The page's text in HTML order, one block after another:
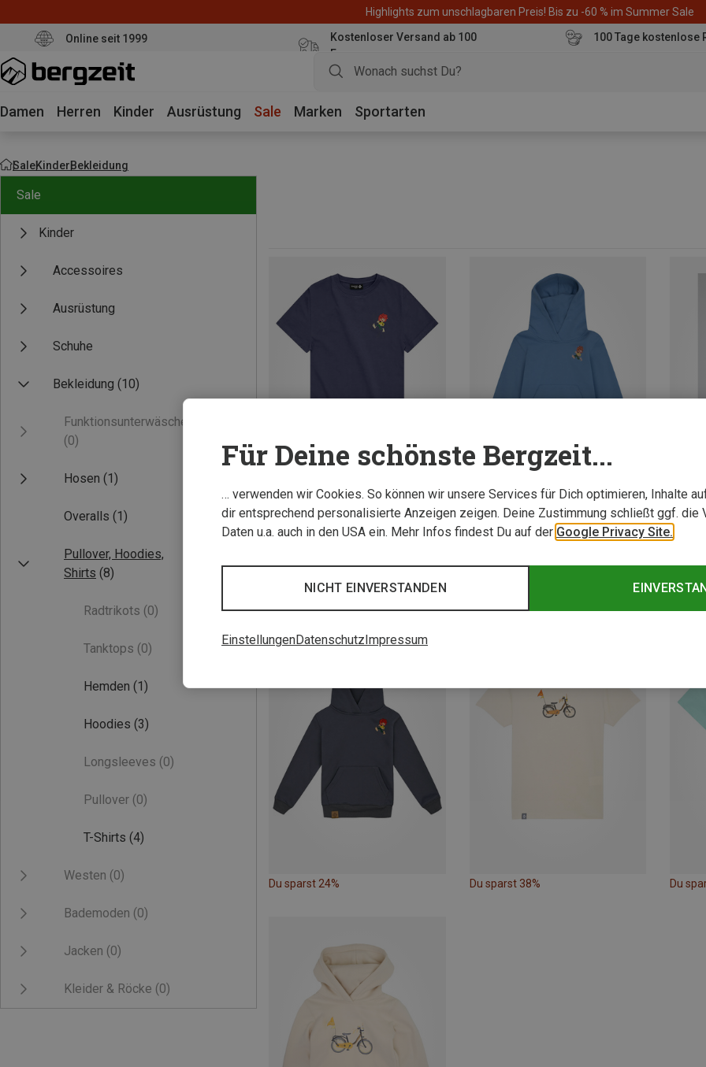
Highlights zum unschlagbaren Preis! Bis zu -60 % im Summer Sale
Online seit 1999
Kostenloser Versand ab 100
Euro
100 Tage kostenlose
Damen Herren Kinder Ausrüstung Sale Marken Sportarten
SaleKinderBekleidung
Sale
Kinder
Accessoires
Ausrüstung
Schuhe
Bekleidung (10)
Funktionsunterwäsche
(0)
Hosen (1)
Overalls (1)
Pullover, Hoodies,
Shirts (8)
Radtrikots (0)
Tanktops (0)
Hemden (1)
Hoodies (3)
Longsleeves (0)
Pullover (0)
T-Shirts (4)
Westen (0)
Bademoden (0)
Jacken (0)
Kleider & Röcke (0)
Du
Du sparst 24% Du sparst 38% Du
Für Deine schönste Bergzeit...
… verwenden wir Cookies. So können wir unsere Services für Dich optimieren, Inhalte
dir entsprechend personalisierte Anzeigen zeigen. Deine Zustimmung schließt ggf. die
Daten u.a. auch in den USA ein. Mehr Infos findest Du auf der Google Privacy Site.
NICHT EINVERSTANDEN
EinstellungenDatenschutzImpressum